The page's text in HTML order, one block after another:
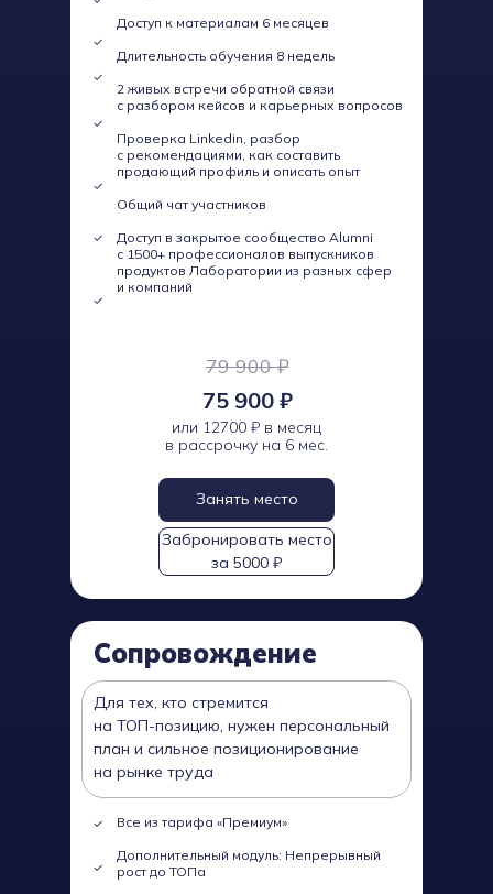
Сопровождение
Для тех, кто стремится
на ТОП-позицию, нужен персональный
план и сильное позиционирование
на рынке труда
Все из тарифа «Премиум»
Дополнительный модуль: Непрерывный
рост до ТОПа
Доступ к материалам 6 месяцев
Длительность обучения 8 недель
2 живых встречи обратной связи
с разбором кейсов и карьерных вопросов
Проверка Linkedin, разбор
с рекомендациями, как составить
продающий профиль и описать опыт
Общий чат участников
Доступ в закрытое сообщество Alumni
с 1500+ профессионалов выпускников
продуктов Лаборатории из разных сфер
и компаний
79 900 ₽
75 900 ₽
или 12700 ₽ в месяц
в рассрочку на 6 мес.
Занять место
Забронировать место
за 5000 ₽